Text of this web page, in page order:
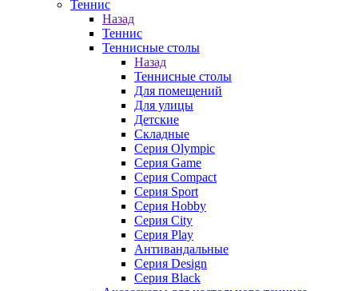
Теннис
Назад
Теннис
Теннисные столы
Назад
Теннисные столы
Для помещений
Для улицы
Детские
Складные
Серия Olympic
Серия Game
Серия Compact
Серия Sport
Серия Hobby
Серия City
Серия Play
Антивандальные
Серия Design
Серия Black